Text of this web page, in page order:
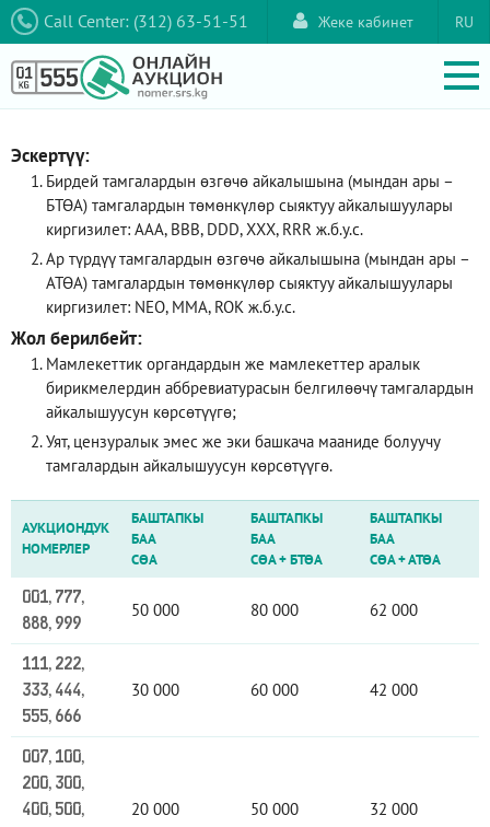
Call Center: (312) 63-51-51 RU
Жеке кабинет
Эскертүү:
Бирдей тамгалардын өзгөчө айкалышына (мындан ары –
БТӨА) тамгалардын төмөнкүлөр сыяктуу айкалышуулары
киргизилет: AAA, ВВВ, DDD, XXX, RRR ж.б.у.с.
Ар түрдүү тамгалардын өзгөчө айкалышына (мындан ары –
АТӨА) тамгалардын төмөнкүлөр сыяктуу айкалышуулары
киргизилет: NEO, ММА, ROK ж.б.у.с.
Жол берилбейт:
Мамлекеттик органдардын же мамлекеттер аралык
бирикмелердин аббревиатурасын белгилөөчү тамгалардын
айкалышуусун көрсөтүүгө;
Уят, цензуралык эмес же эки башкача мааниде болуучу
тамгалардын айкалышуусун көрсөтүүгө.
АУКЦИОНДУК
НОМЕРЛЕР
БАШТАПКЫ
БАА
СӨА
БАШТАПКЫ
БАА
СӨА+БТӨА
БАШТАПКЫ
БАА
СӨА+АТӨА
001, 777,
888, 999
50 000 80 000 62 000
111, 222,
333, 444,
555, 666
30 000 60 000 42 000
007, 100,
200, 300,
400, 500,
20 000 50 000 32 000